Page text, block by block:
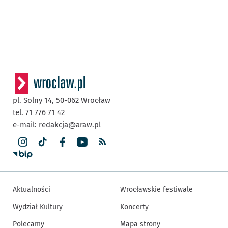
pl. Solny 14, 50-062 Wrocław
tel. 71 776 71 42
e-mail: redakcja@araw.pl
Aktualności
Wydział Kultury
Polecamy
Wrocławskie festiwale
Koncerty
Mapa strony